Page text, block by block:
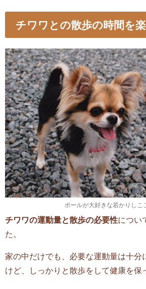
チワワとの散歩の時間を
ボールが大好きな若かりしこ
チワワの運動量と散歩の必要性につい
た。
家の中だけでも、必要な運動量は十分
けど、しっかりと散歩をして健康を保